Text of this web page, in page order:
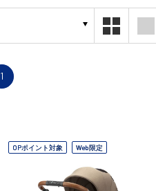
1
OPポイント対象 Web限定